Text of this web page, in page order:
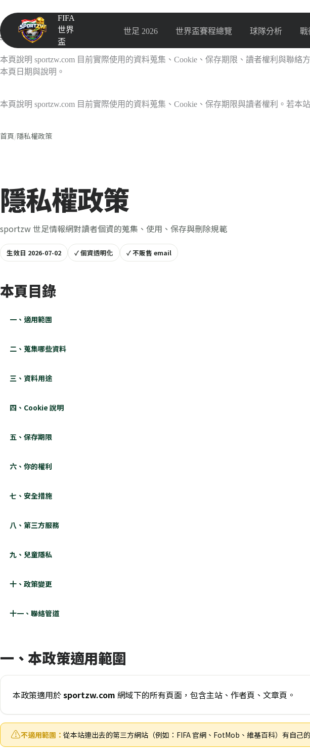
FIFA
世界
盃
世足 2026 世界盃賽程總覽 球隊分析 戰
sportzw.com 隱私權政策
本頁說明 sportzw.com 目前實際使用的資料蒐集、Cookie、保存期限、讀者權利與聯絡
本頁日期與說明。
本頁說明 sportzw.com 目前實際使用的資料蒐集、Cookie、保存期限與讀者權利。若
首頁/隱私權政策
隱私權政策
sportzw 世足情報網對讀者個資的蒐集、使用、保存與刪除規範
生效日 2026-07-02 ✓ 個資透明化 ✓ 不販售 email
本頁目錄
一、適用範圍
二、蒐集哪些資料
三、資料用途
四、Cookie 說明
五、保存期限
六、你的權利
七、安全措施
八、第三方服務
九、兒童隱私
十、政策變更
十一、聯絡管道
一、本政策適用範圍
本政策適用於sportzw.com 網域下的所有頁面，包含主站、作者頁、文章頁。
不適用範圍： 從本站連出去的第三方網站（例如：FIFA 官網、FotMob、維基百科）有自己